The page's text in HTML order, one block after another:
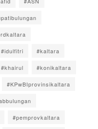
#idulfitri #kaltara
#khairul #konikaltara
#KPwBIprovinsikaltara
#pemprovkaltara